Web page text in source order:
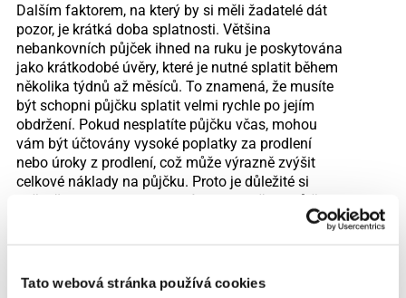
Tato webová stránka používá cookies
Dalším faktorem, na který by si měli žadatelé dát
pozor, je krátká doba splatnosti. Většina
nebankovních půjček ihned na ruku je poskytována
jako krátkodobé úvěry, které je nutné splatit během
několika týdnů až měsíců. To znamená, že musíte
být schopni půjčku splatit velmi rychle po jejím
obdržení. Pokud nesplatíte půjčku včas, mohou
vám být účtovány vysoké poplatky za prodlení
nebo úroky z prodlení, což může výrazně zvýšit
celkové náklady na půjčku. Proto je důležité si
pečlivě naplánovat splácení a zajistit, že si půjčku
poplatky za sjednání půjčky, správu úvěru nebo za